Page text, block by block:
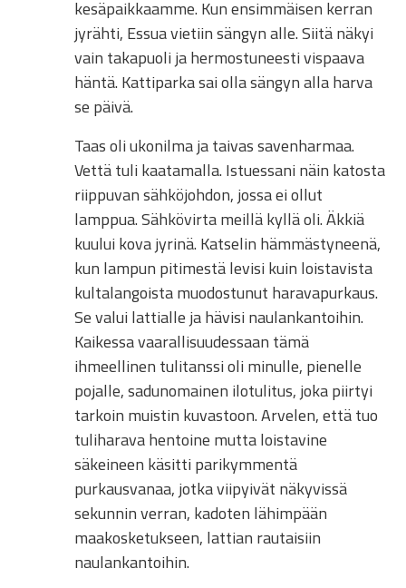
kesäpaikkaamme. Kun ensimmäisen kerran
jyrähti, Essua vietiin sängyn alle. Siitä näkyi
vain takapuoli ja hermostuneesti vispaava
häntä. Kattiparka sai olla sängyn alla harva
se päivä.
Taas oli ukonilma ja taivas savenharmaa.
Vettä tuli kaatamalla. Istuessani näin katosta
riippuvan sähköjohdon, jossa ei ollut
lamppua. Sähkövirta meillä kyllä oli. Äkkiä
kuului kova jyrinä. Katselin hämmästyneenä,
kun lampun pitimestä levisi kuin loistavista
kultalangoista muodostunut haravapurkaus.
Se valui lattialle ja hävisi naulankantoihin.
Kaikessa vaarallisuudessaan tämä
ihmeellinen tulitanssi oli minulle, pienelle
pojalle, sadunomainen ilotulitus, joka piirtyi
tarkoin muistin kuvastoon. Arvelen, että tuo
tuliharava hentoine mutta loistavine
säkeineen käsitti parikymmentä
purkausvanaa, jotka viipyivät näkyvissä
sekunnin verran, kadoten lähimpään
maakosketukseen, lattian rautaisiin
naulankantoihin.